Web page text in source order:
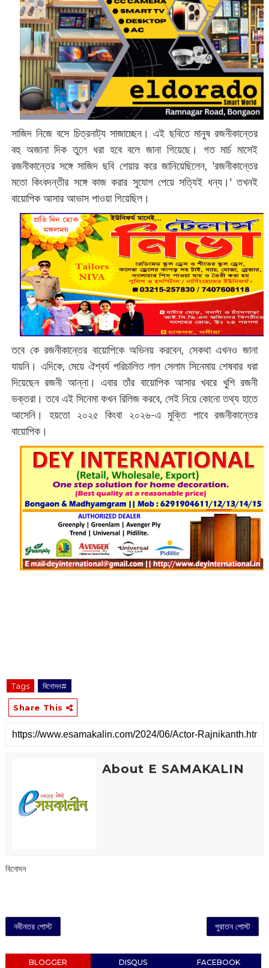
সাজিদ নিজে বসে চিত্রনাট্য সাজাচ্ছেন। এই ছবিতে মানুষ রজনীকান্তের
বহু অজানা দিক তুলে ধরা হবে বলে জানা গিয়েছে। গত মার্চ মাসেই
রজনীকান্তের সঙ্গে সাজিদ ছবি শেয়ার করে জানিয়েছিলেন, 'রজনীকান্তের
মতো কিংবদন্তীর সঙ্গে কাজ করার সুযোগ পেয়ে সত্যিই ধন্য।'‌ তখনই
বায়োপিক আসার আভাস পাওয়া গিয়েছিল।
তবে কে রজনীকান্তের বায়োপিকে অভিনয় করবেন, সেকথা এখনও জানা
যায়নি। এদিকে, মেয়ে ঐশ্বর্য পরিচালিত লাল সেলাম সিনেমায় শেষবার ধরা
দিয়েছেন রজনী আন্না। এবার তাঁর বায়োপিক আসার খবরে খুশি রজনী
ভক্তরা। তবে এই সিনেমা কখন রিলিজ করবে, সেই নিয়ে কোনো তথ্য হাতে
আসেনি। হয়তো ২০২৫ কিংবা ২০২৬-এ মুক্তি পাবে রজনীকান্তের
বায়োপিক।
Tags বিনোদন#
Share This
About E SAMAKALIN
বিনোদন
নবীনতর পোস্ট পুরাতন পোস্ট
BLOGGER DISQUS FACEBOOK